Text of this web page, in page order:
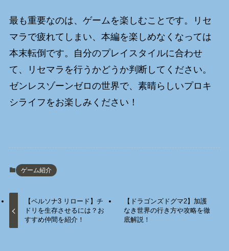
最も重要なのは、ゲームを楽しむことです。リセ
マラで疲れてしまい、本編を楽しめなくなっては
本末転倒です。自分のプレイスタイルに合わせ
て、リセマラを行うかどうか判断してください。
ゼンレスゾーンゼロの世界で、素晴らしいプロキ
シライフをお楽しみください！
ゲーム紹介
【ペルソナ3 リロード】チ
ドリを生存させるには？お
すすめ仲間を紹介！
【ドラゴンズドグマ2】加護
なき世界の行き方や攻略を徹
底解説！